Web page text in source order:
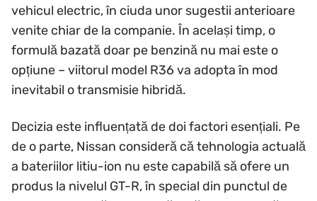
vehicul electric, în ciuda unor sugestii anterioare
venite chiar de la companie. În același timp, o
formulă bazată doar pe benzină nu mai este o
opțiune – viitorul model R36 va adopta în mod
inevitabil o transmisie hibridă.
Decizia este influențată de doi factori esențiali. Pe
de o parte, Nissan consideră că tehnologia actuală
a bateriilor litiu-ion nu este capabilă să ofere un
produs la nivelul GT-R, în special din punctul de